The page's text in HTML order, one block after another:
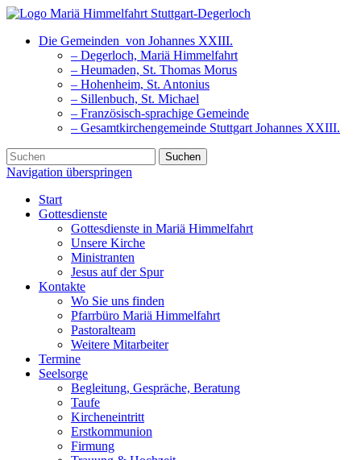
Die Gemeinden von Johannes XXIII.
– Degerloch, Mariä Himmelfahrt
– Heumaden, St. Thomas Morus
– Hohenheim, St. Antonius
– Sillenbuch, St. Michael
– Französisch-sprachige Gemeinde
– Gesamtkirchengemeinde Stuttgart Johannes XXIII.
Suchen
Navigation überspringen
Start
Gottesdienste
Gottesdienste in Mariä Himmelfahrt
Unsere Kirche
Ministranten
Jesus auf der Spur
Kontakte
Wo Sie uns finden
Pfarrbüro Mariä Himmelfahrt
Pastoralteam
Weitere Mitarbeiter
Termine
Seelsorge
Begleitung, Gespräche, Beratung
Taufe
Kircheneintritt
Erstkommunion
Firmung